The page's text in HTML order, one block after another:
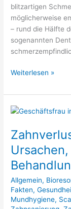
blitzartigen
möglicherweise
– rund die Hälfte
sogenannten
Weiterlesen »
Allgemein,
Fakten,
Mundhygiene,
Zahnverlust
Stress:
Ursachen,
Symptome,
Prävention
&
Behandlung